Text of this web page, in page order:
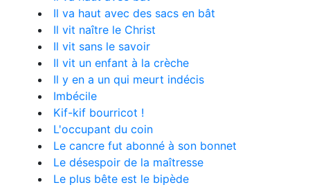
Il va haut avec des sacs en bât
Il vit naître le Christ
Il vit sans le savoir
Il vit un enfant à la crèche
Il y en a un qui meurt indécis
Imbécile
Kif-kif bourricot !
L'occupant du coin
Le cancre fut abonné à son bonnet
Le désespoir de la maîtresse
Le plus bête est le bipède